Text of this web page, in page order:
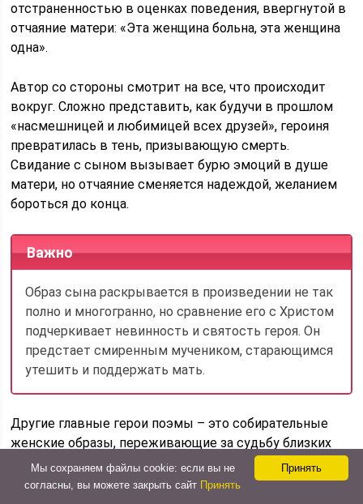
отстраненностью в оценках поведения, ввергнутой в
отчаяние матери: «Эта женщина больна, эта женщина
одна».
Автор со стороны смотрит на все, что происходит
вокруг. Сложно представить, как будучи в прошлом
«насмешницей и любимицей всех друзей», героиня
превратилась в тень, призывающую смерть.
Свидание с сыном вызывает бурю эмоций в душе
матери, но отчаяние сменяется надеждой, желанием
бороться до конца.
Важно
Образ сына раскрывается в произведении не так
полно и многогранно, но сравнение его с Христом
подчеркивает невинность и святость героя. Он
предстает смиренным мучеником, старающимся
утешить и поддержать мать.
Другие главные герои поэмы – это собирательные
женские образы, переживающие за судьбу близких
мужчин. Они томятся в неизвестности, переносят
лютый холод и палящий зной в ожидании кратких
Принять
Мы сохраняем файлы cookie: если вы не
согласны, вы можете закрыть сайт Принять